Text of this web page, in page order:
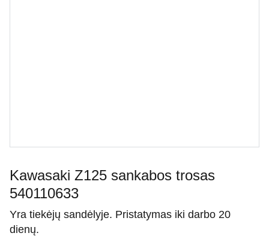
Kawasaki Z125 sankabos trosas
540110633
Yra tiekėjų sandėlyje. Pristatymas iki darbo 20
dienų.